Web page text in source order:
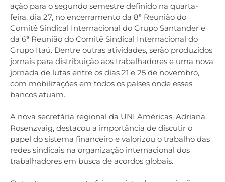
ação para o segundo semestre definido na quarta-
feira, dia 27, no encerramento da 8ª Reunião do
Comitê Sindical Internacional do Grupo Santander e
da 6ª Reunião do Comitê Sindical Internacional do
Grupo Itaú. Dentre outras atividades, serão produzidos
jornais para distribuição aos trabalhadores e uma nova
jornada de lutas entre os dias 21 e 25 de novembro,
com mobilizações em todos os países onde esses
bancos atuam.
A nova secretária regional da UNI Américas, Adriana
Rosenzvaig, destacou a importância de discutir o
papel do sistema financeiro e valorizou o trabalho das
redes sindicais na organização internacional dos
trabalhadores em busca de acordos globais.